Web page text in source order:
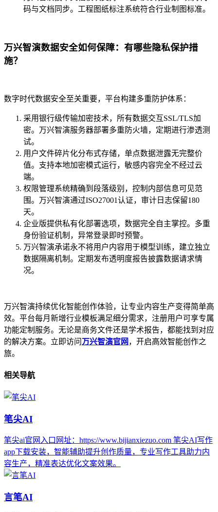
码与文档同步。工程图纸标注系统符合行业制图标准。
万兴智演数据安全如何保障：有哪些隐私保护措
施？
数字时代数据安全至关重要，平台构建多重防护体系：
采用银行级传输加密技术，所有数据交互SSL/TLS加
密。万兴智演服务器部署多重防火墙，定期进行渗透测
试。
用户文件碎片化分布式存储，单点数据泄露无完整价
值。支持本地加密模式运行，敏感内容完全不经过云
端。
权限管理系统精确到段落级别，控制内部信息可见范
围。万兴智演通过ISO27001认证，审计日志保留180
天。
企业版提供私有化部署选项，数据完全自主掌控。多重
身份验证机制，异常登录即时预警。
万兴智演承诺永不将用户内容用于模型训练，建立独立
数据隔离机制。定期发布透明度报告披露数据请求情
况。
万兴智演持续优化智能创作体验，让专业内容生产变得简单高
效。平台每月新增行业模板满足细分需求，注册用户可享专属
功能定制服务。无论是商务文件还是学术报告，都能找到对应
的解决方案。立即访问 万兴智演官网 ，开启高效智能创作之
旅。
相关导航
笔尖AI
笔尖ai官网入口网址：https://www.bijianxiezuo.com 笔尖AI写作
app下载安装，智能辅助提升创作质量，专业写作工具助力内
容生产，精准表达优化文案效果。
言笔AI